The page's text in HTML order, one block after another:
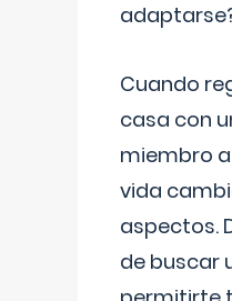
Cuando
casa con
miembro
vida
aspectos.
de buscar